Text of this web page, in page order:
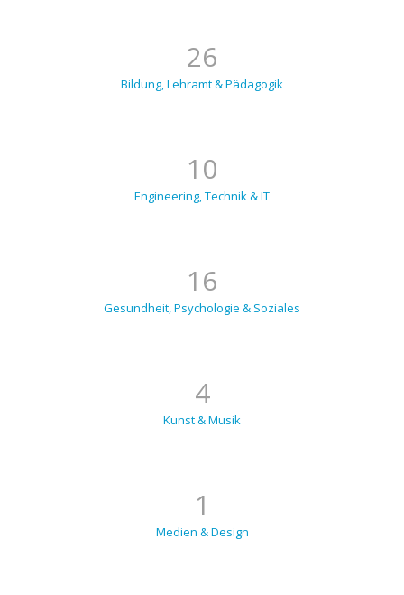
26
Bildung, Lehramt & Pädagogik
10
Engineering, Technik & IT
16
Gesundheit, Psychologie & Soziales
4
Kunst & Musik
1
Medien & Design